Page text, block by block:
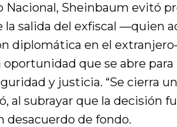
Nacional, Sheinbaum evitó
la salida del exfiscal —quien
diplomática en el
oportunidad que se abre
y justicia. “Se cierra
al subrayar que la decisión
desacuerdo de fondo.